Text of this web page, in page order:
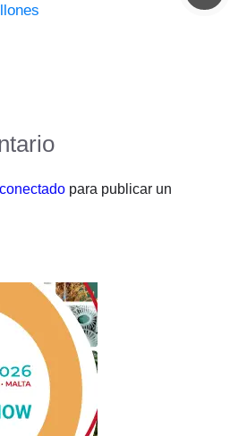
conectado para publicar un